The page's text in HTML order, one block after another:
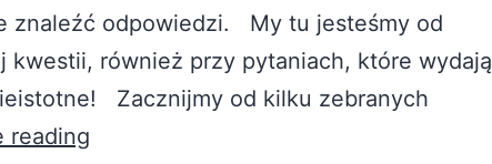
znaleźć odpowiedzi. My tu jesteśmy od
kwestii, również przy pytaniach, które wydają
Zacznijmy od kilku zebranych
reading